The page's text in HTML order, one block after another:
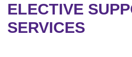
ELECTIVE
SERVICES